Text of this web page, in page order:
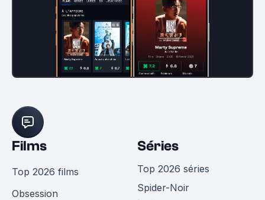
Films
Top 2026 films
Obsession
Séries
Top 2026 séries
Spider-Noir